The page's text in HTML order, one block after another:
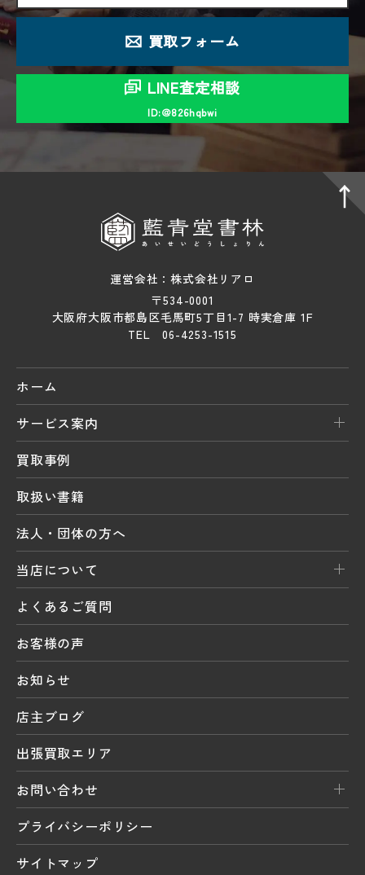
買取フォーム
LINE査定相談
ID:＠826hqbwi
運営会社：株式会社リアロ
〒534-0001
大阪府大阪市都島区毛馬町5丁目1-7 時実倉庫 1F
TEL 06-4253-1515
ホーム
サービス案内
買取事例
取扱い書籍
法人・団体の方へ
当店について
よくあるご質問
お客様の声
お知らせ
店主ブログ
出張買取エリア
お問い合わせ
プライバシーポリシー
サイトマップ